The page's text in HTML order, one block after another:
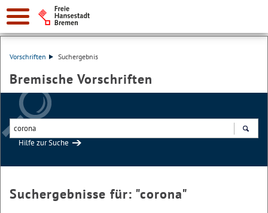
Vorschriften Suchergebnis
Bremische Vorschriften
Hilfe zur Suche
Suchergebnisse für: "corona"